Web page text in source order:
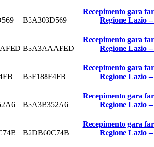
B3A303D569
Recepimento gara
Regione Lazio
B3A3AAAFED
Recepimento gara
Regione Lazio
B3F188F4FB
Recepimento gara
Regione Lazio
B3A3B352A6
Recepimento gara
Regione Lazio
B2DB60C74B
Recepimento gara
Regione Lazio